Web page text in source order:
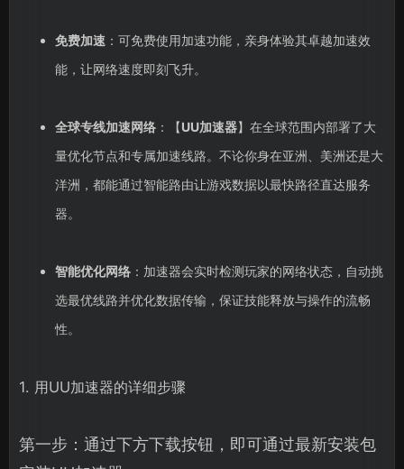
免费加速：可免费使用加速功能，亲身体验其卓越加速效
能，让网络速度即刻飞升。
全球专线加速网络：【UU加速器】在全球范围内部署了大
量优化节点和专属加速线路。不论你身在亚洲、美洲还是大
洋洲，都能通过智能路由让游戏数据以最快路径直达服务
器。
智能优化网络：加速器会实时检测玩家的网络状态，自动挑
选最优线路并优化数据传输，保证技能释放与操作的流畅
性。
1. 用UU加速器的详细步骤
第一步：通过下方下载按钮，即可通过最新安装包